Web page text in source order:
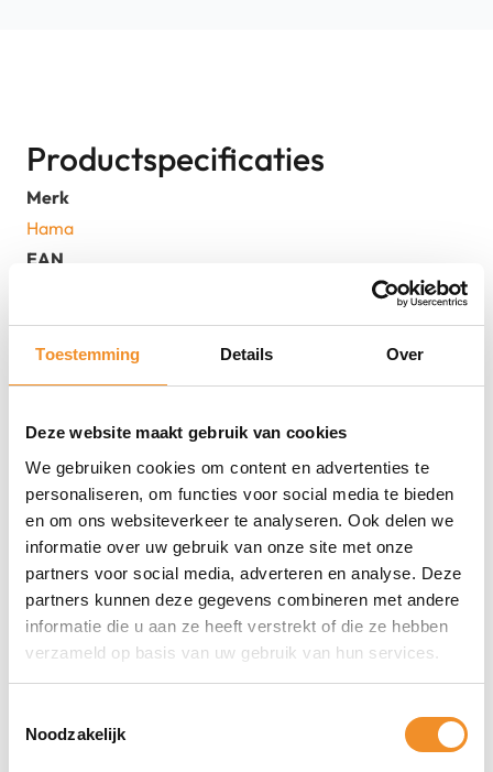
Toestemming Details Over
Deze website maakt gebruik van cookies
We gebruiken cookies om content en advertenties te
personaliseren, om functies voor social media te bieden
en om ons websiteverkeer te analyseren. Ook delen we
informatie over uw gebruik van onze site met onze
partners voor social media, adverteren en analyse. Deze
partners kunnen deze gegevens combineren met andere
informatie die u aan ze heeft verstrekt of die ze hebben
verzameld op basis van uw gebruik van hun services.
Noodzakelijk
Productspecificaties
Merk
Hama
EAN
IP waarde
IP44
Aansluitspanning
Levensduur lichtbronnen
25.000 uur
Bediening verlichting
Bediening via mobiele app
Direct erbij bestellen